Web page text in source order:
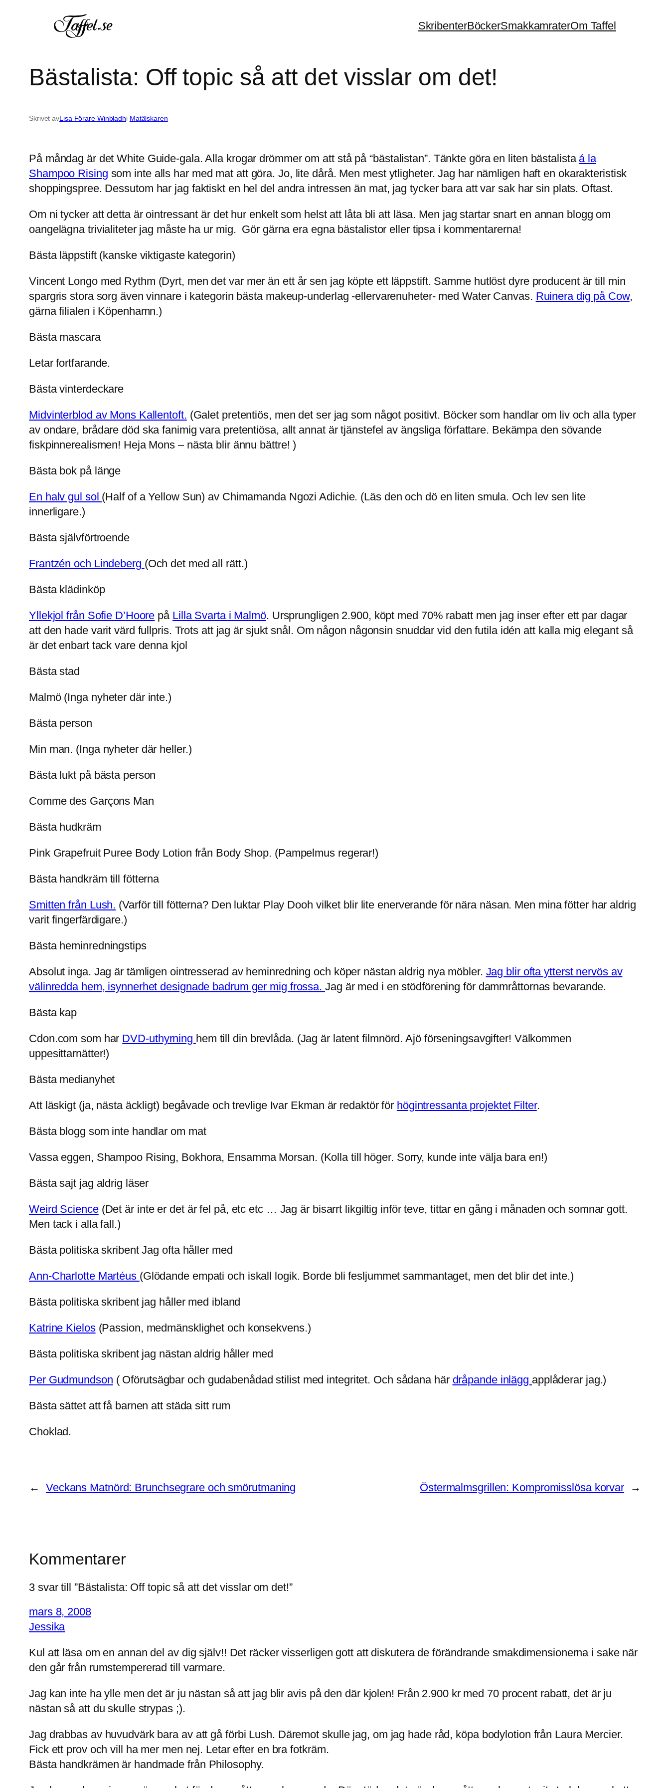
SkribenterBöckerSmakkamraterOm Taffel
Bästalista: Off topic så att det visslar om det!
Skrivet avLisa Förare Winbladhi Matälskaren
På måndag är det White Guide-gala. Alla krogar drömmer om att stå på “bästalistan”. Tänkte göra en liten bästalista á la
Shampoo Rising som inte alls har med mat att göra. Jo, lite dårå. Men mest ytligheter. Jag har nämligen haft en okarakteristisk
shoppingspree. Dessutom har jag faktiskt en hel del andra intressen än mat, jag tycker bara att var sak har sin plats. Oftast.
Om ni tycker att detta är ointressant är det hur enkelt som helst att låta bli att läsa. Men jag startar snart en annan blogg om
oangelägna trivialiteter jag måste ha ur mig. Gör gärna era egna bästalistor eller tipsa i kommentarerna!
Bästa läppstift (kanske viktigaste kategorin)
Vincent Longo med Rythm (Dyrt, men det var mer än ett år sen jag köpte ett läppstift. Samme hutlöst dyre producent är till min
spargris stora sorg även vinnare i kategorin bästa makeup-underlag -ellervarenuheter- med Water Canvas. Ruinera dig på Cow,
gärna filialen i Köpenhamn.)
Bästa mascara
Letar fortfarande.
Bästa vinterdeckare
Midvinterblod av Mons Kallentoft. (Galet pretentiös, men det ser jag som något positivt. Böcker som handlar om liv och alla typer
av ondare, brådare död ska fanimig vara pretentiösa, allt annat är tjänstefel av ängsliga författare. Bekämpa den sövande
fiskpinnerealismen! Heja Mons – nästa blir ännu bättre! )
Bästa bok på länge
En halv gul sol (Half of a Yellow Sun) av Chimamanda Ngozi Adichie. (Läs den och dö en liten smula. Och lev sen lite
innerligare.)
Bästa självförtroende
Frantzén och Lindeberg (Och det med all rätt.)
Bästa klädinköp
Yllekjol från Sofie D’Hoore på Lilla Svarta i Malmö. Ursprungligen 2.900, köpt med 70% rabatt men jag inser efter ett par dagar
att den hade varit värd fullpris. Trots att jag är sjukt snål. Om någon någonsin snuddar vid den futila idén att kalla mig elegant så
är det enbart tack vare denna kjol
Bästa stad
Malmö (Inga nyheter där inte.)
Bästa person
Min man. (Inga nyheter där heller.)
Bästa lukt på bästa person
Comme des Garçons Man
Bästa hudkräm
Pink Grapefruit Puree Body Lotion från Body Shop. (Pampelmus regerar!)
Bästa handkräm till fötterna
Smitten från Lush. (Varför till fötterna? Den luktar Play Dooh vilket blir lite enerverande för nära näsan. Men mina fötter har aldrig
varit fingerfärdigare.)
Bästa heminredningstips
Absolut inga. Jag är tämligen ointresserad av heminredning och köper nästan aldrig nya möbler. Jag blir ofta ytterst nervös av
välinredda hem, isynnerhet designade badrum ger mig frossa. Jag är med i en stödförening för dammråttornas bevarande.
Bästa kap
Cdon.com som har DVD-uthyrning hem till din brevlåda. (Jag är latent filmnörd. Ajö förseningsavgifter! Välkommen
uppesittarnätter!)
Bästa medianyhet
Att läskigt (ja, nästa äckligt) begåvade och trevlige Ivar Ekman är redaktör för högintressanta projektet Filter.
Bästa blogg som inte handlar om mat
Vassa eggen, Shampoo Rising, Bokhora, Ensamma Morsan. (Kolla till höger. Sorry, kunde inte välja bara en!)
Bästa sajt jag aldrig läser
Weird Science(Det är inte er det är fel på, etc etc … Jag är bisarrt likgiltig inför teve, tittar en gång i månaden och somnar gott.
Men tack i alla fall.)
Bästa politiska skribent Jag ofta håller med
Ann-Charlotte Martéus (Glödande empati och iskall logik. Borde bli fesljummet sammantaget, men det blir det inte.)
Bästa politiska skribent jag håller med ibland
Katrine Kielos(Passion, medmänsklighet och konsekvens.)
Bästa politiska skribent jag nästan aldrig håller med
Per Gudmundson ( Oförutsägbar och gudabenådad stilist med integritet. Och sådana här dråpande inlägg applåderar jag.)
Bästa sättet att få barnen att städa sitt rum
Choklad.
← Veckans Matnörd: Brunchsegrare och smörutmaning Östermalmsgrillen: Kompromisslösa korvar →
Kommentarer
3 svar till ”Bästalista: Off topic så att det visslar om det!”
mars 8, 2008
Jessika
Kul att läsa om en annan del av dig själv!! Det räcker visserligen gott att diskutera de förändrande smakdimensionerna i sake när
den går från rumstempererad till varmare.
Jag kan inte ha ylle men det är ju nästan så att jag blir avis på den där kjolen! Från 2.900 kr med 70 procent rabatt, det är ju
nästan så att du skulle strypas ;).
Jag drabbas av huvudvärk bara av att gå förbi Lush. Däremot skulle jag, om jag hade råd, köpa bodylotion från Laura Mercier.
Fick ett prov och vill ha mer men nej. Letar efter en bra fotkräm.
Bästa handkrämen är handmade från Philosophy.